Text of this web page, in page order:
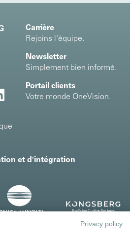
Carrière
Rejoins l'équipe.
Newsletter
Simplement bien informé.
Portail clients
Votre monde OneVision.
et d'intégration
Privacy policy